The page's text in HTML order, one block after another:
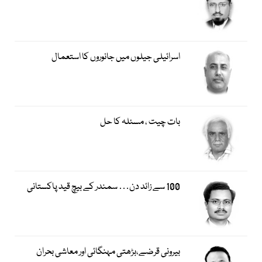
اسرائیلی جیلوں میں جانوروں کا استعمال
بات چیت ، مسئلہ کا حل
100 سے زائد دن… سمندر کے بیچ قید پاکستانی
بیرونی قرضے،بڑھتی مہنگائی اور معاشی بحران